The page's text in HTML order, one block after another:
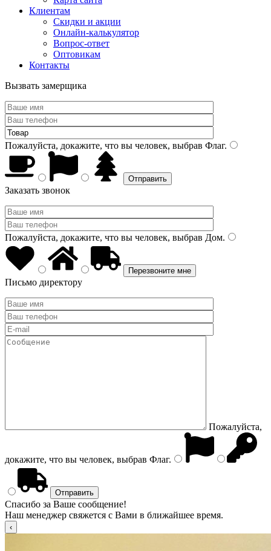
Клиентам
Скидки и акции
Онлайн-калькулятор
Вопрос-ответ
Оптовикам
Контакты
Вызвать замерщика
Пожалуйста, докажите, что вы человек, выбрав Флаг.
Заказать звонок
Пожалуйста, докажите, что вы человек, выбрав Дом.
Письмо директору
Пожалуйста,
докажите, что вы человек, выбрав Флаг.
Спасибо за Ваше сообщение!
Наш менеджер свяжется с Вами в ближайшее время.